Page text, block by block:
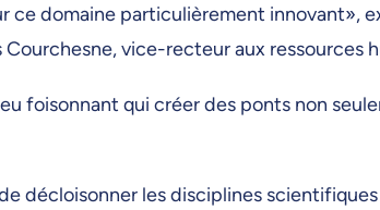
ce domaine particulièrement
vice-recteur aux ressources
foisonnant qui créer des ponts non
décloisonner les disciplines